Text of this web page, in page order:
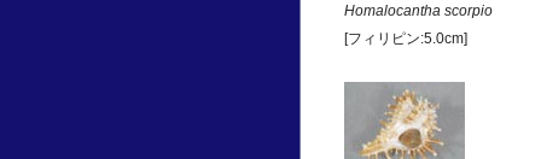
Homalocantha scorpio
[フィリピン:5.0cm]